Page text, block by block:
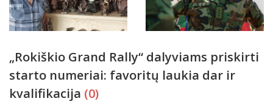
„Rokiškio Grand Rally“ dalyviams priskirti
starto numeriai: favoritų laukia dar ir
kvalifikacija (0)